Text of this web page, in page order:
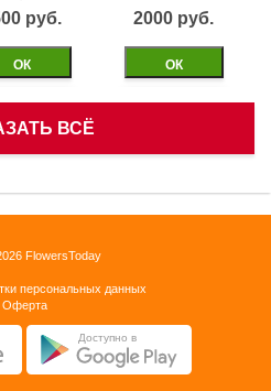
pуб.
ОК
2000 pуб.
ОК
40см
ОК ОК
ВСЁ
FlowersToday
персональных данных
Оферта
Доступно в